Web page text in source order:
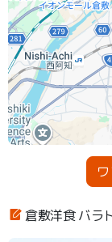
倉敷洋食 バラ